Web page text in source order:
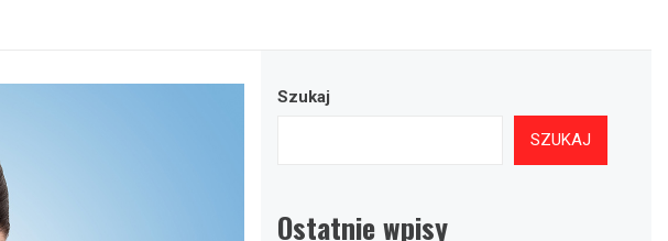
Szukaj
SZUKAJ
Ostatnie wpisy